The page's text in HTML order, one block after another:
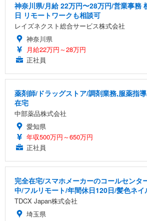
神奈川県/月給 22万円〜28万円/営業事務
日 リモートワークも相談可
レイズネクスト総合サービス株式会社
神奈川県
月給22万円～28万円
正社員
薬剤師/ドラッグストア/調剤業務,服薬指
在宅
中部薬品株式会社
愛知県
年収500万円～650万円
正社員
完全在宅/スマホメーカーのコールセンタ
中/フルリモート/年間休日120日/髪色ネイ
TDCX Japan株式会社
埼玉県